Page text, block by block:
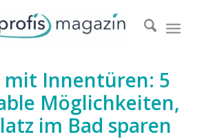
mit Innentüren: 5
Möglichkeiten,
im Bad sparen